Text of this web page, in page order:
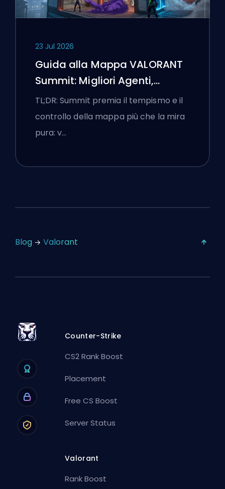
23 Jul 2026
Guida alla Mappa VALORANT
Summit: Migliori Agenti,
Chiamate e Fumogeni
TL;DR: Summit premia il tempismo e il
controllo della mappa più che la mira
pura: v…
Blog Valorant
Counter-Strike
CS2 Rank Boost
Placement
Free CS Boost
Server Status
Valorant
Rank Boost